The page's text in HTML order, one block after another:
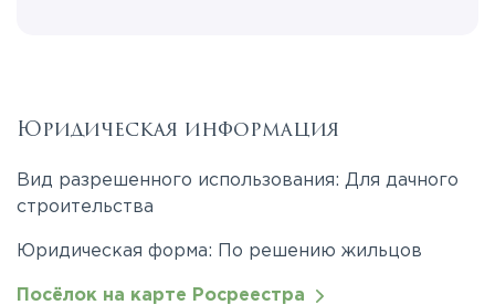
Юридическая информация
Вид разрешенного использования: Для дачного
строительства
Юридическая форма: По решению жильцов
Посёлок на карте Росреестра